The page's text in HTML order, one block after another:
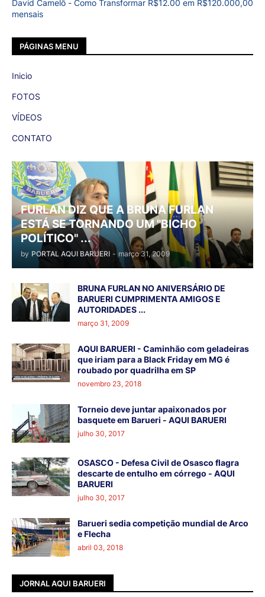
David Camelô - Como Transformar R$12.00 em R$120.000,00
mensais
PÁGINAS MENU
Inicio
FOTOS
VÍDEOS
CONTATO
FURLAN DIZ QUE A BRUNA FURLAN
ESTÁ SE TORNANDO UM "BICHO
POLÍTICO" ...
by PORTAL AQUI BARUERI - março 31, 2009
BRUNA FURLAN NO ANIVERSÁRIO DE
BARUERI CUMPRIMENTA AMIGOS E
AUTORIDADES ...
março 31, 2009
AQUI BARUERI - Caminhão com geladeiras
que iriam para a Black Friday em MG é
roubado por quadrilha em SP
novembro 23, 2018
Torneio deve juntar apaixonados por
basquete em Barueri - AQUI BARUERI
julho 30, 2017
OSASCO - Defesa Civil de Osasco flagra
descarte de entulho em córrego - AQUI
BARUERI
julho 30, 2017
Barueri sedia competição mundial de Arco
e Flecha
abril 03, 2018
JORNAL AQUI BARUERI